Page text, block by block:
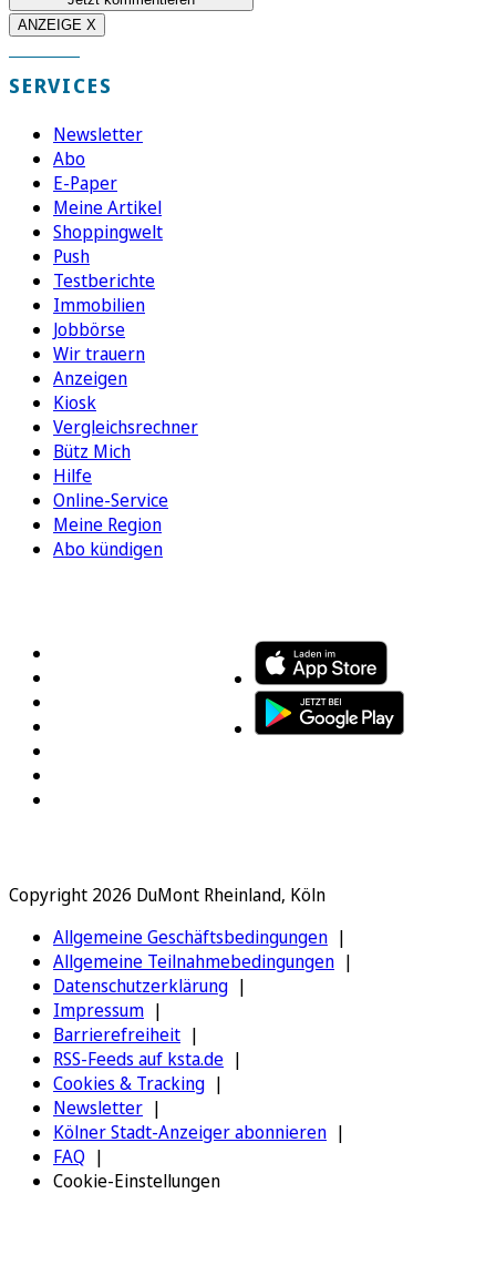
ANZEIGE X
SERVICES
Newsletter
Abo
E-Paper
Meine Artikel
Shoppingwelt
Push
Testberichte
Immobilien
Jobbörse
Wir trauern
Anzeigen
Kiosk
Vergleichsrechner
Bütz Mich
Hilfe
Online-Service
Meine Region
Abo kündigen
Copyright 2026 DuMont Rheinland, Köln
Allgemeine Geschäftsbedingungen
Allgemeine Teilnahmebedingungen
Datenschutzerklärung
Impressum
Barrierefreiheit
RSS-Feeds auf ksta.de
Cookies & Tracking
Newsletter
Kölner Stadt-Anzeiger abonnieren
FAQ
Cookie-Einstellungen